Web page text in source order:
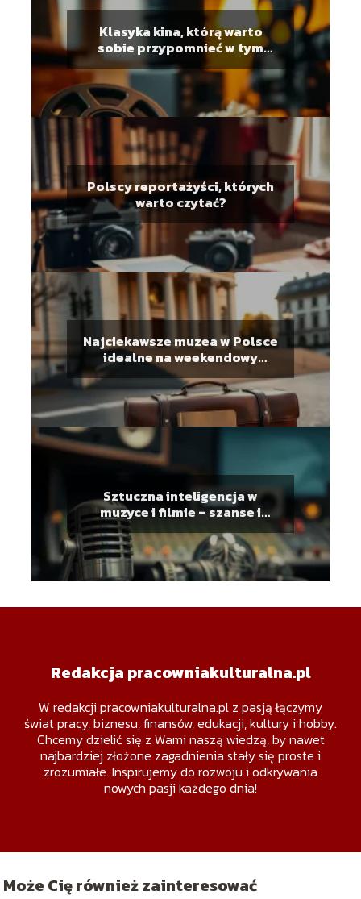
Klasyka kina, którą warto
sobie przypomnieć w tym
sezonie
Polscy reportażyści, których
warto czytać?
Najciekawsze muzea w Polsce
idealne na weekendowy
wyjazd
Sztuczna inteligencja w
muzyce i filmie – szanse i
Redakcja pracowniakulturalna.pl
W redakcji pracowniakulturalna.pl z pasją łączymy
świat pracy, biznesu, finansów, edukacji, kultury i hobby.
Chcemy dzielić się z Wami naszą wiedzą, by nawet
najbardziej złożone zagadnienia stały się proste i
zrozumiałe. Inspirujemy do rozwoju i odkrywania
nowych pasji każdego dnia!
Może Cię również zainteresować